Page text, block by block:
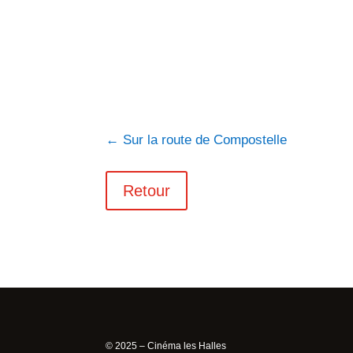
← Sur la route de Compostelle
Retour
© 2025 – Cinéma les Halles